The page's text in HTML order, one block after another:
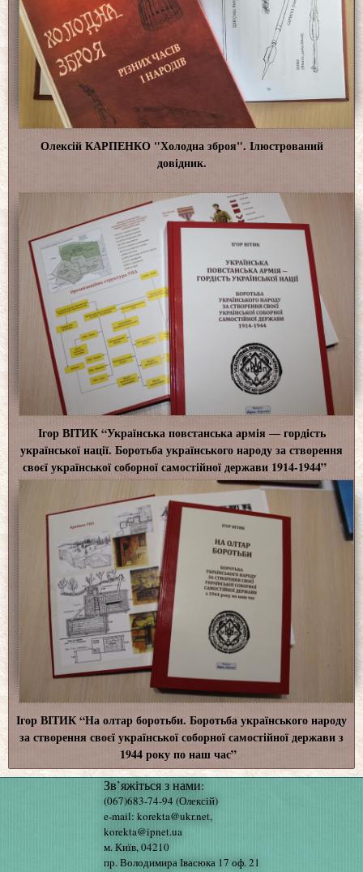
Олексій КАРПЕНКО "Холодна зброя". Ілюстрований
довідник.
Ігор ВІТИК “Українська повстанська армія ― гордість
української нації. Боротьба українського народу за створення
своєї української соборної самостійної держави 1914-1944”
Ігор ВІТИК “На олтар боротьби. Боротьба українського народу
за створення своєї української соборної самостійної держави з
1944 року по наш час”
Зв’яжіться з нами:
(067)683-74-94 (Олексій)
e-mail: korekta@ukr.net,
korekta@ipnet.ua
м. Київ, 04210
пр. Володимира Івасюка 17 оф. 21